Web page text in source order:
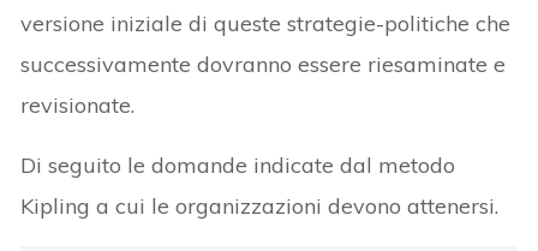
versione iniziale di queste strategie-politiche che
successivamente dovranno essere riesaminate e
revisionate.
Di seguito le domande indicate dal metodo
Kipling a cui le organizzazioni devono attenersi.